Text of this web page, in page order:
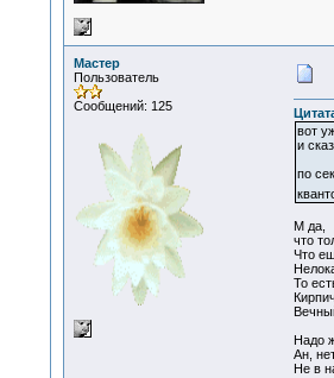
Мастер
Пользователь
Сообщений: 125
вот
и
по
М да,
что
Что
То
Надо
Ан,
Не в